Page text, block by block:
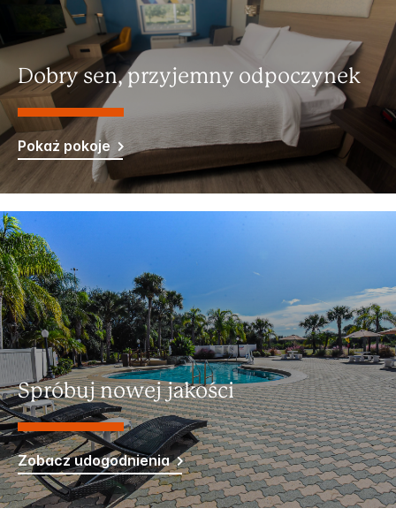
Dobry sen, przyjemny odpoczynek
Pokaż pokoje
Spróbuj nowej jakości
Zobacz udogodnienia